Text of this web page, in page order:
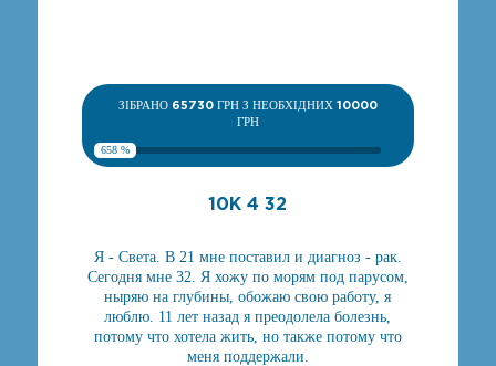
ЗІБРАНО 65730ГРН З НЕОБХІДНИХ 10000
ГРН
658 %
10К 4 32
Я - Света. В 21 мне поставил и диагноз - рак.
Сегодня мне 32. Я хожу по морям под парусом,
ныряю на глубины, обожаю свою работу, я
люблю. 11 лет назад я преодолела болезнь,
потому что хотела жить, но также потому что
меня поддержали.